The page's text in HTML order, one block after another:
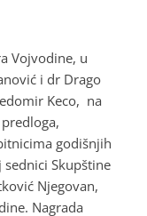
Vojvodine, u
i dr Drago
Keco, na
godišnjih
sednici Skupštine
Njegovan,
Nagrada